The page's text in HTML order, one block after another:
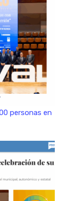
personas en